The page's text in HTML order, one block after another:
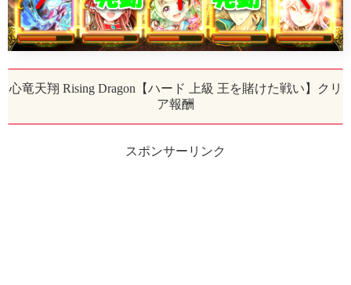
心竜天翔 Rising Dragon【ハード 上級 王を賭けた戦い】クリ
ア報酬
スポンサーリンク